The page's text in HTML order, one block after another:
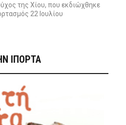
της Χίου, που εκδιώχθηκε
22 Ιουλίου
IΠΟΡΤΑ